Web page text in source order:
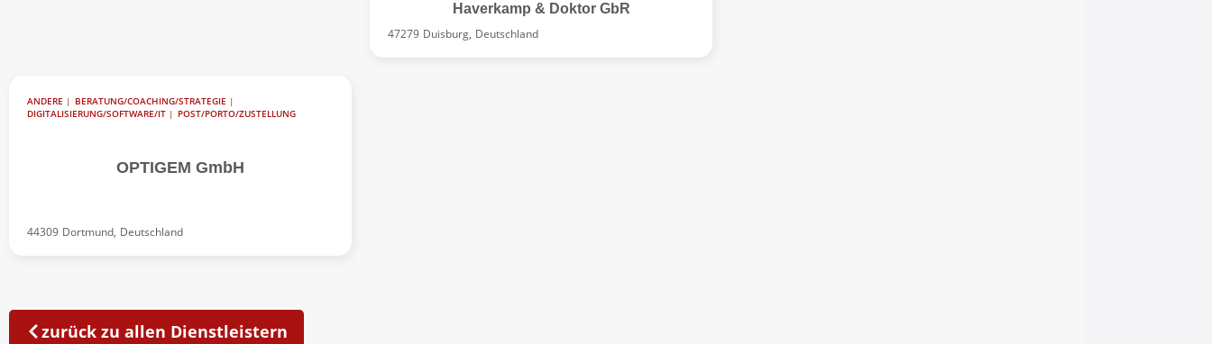
Haverkamp & Doktor GbR
47279 Duisburg, Deutschland
ANDERE | BERATUNG/COACHING/STRATEGIE |
DIGITALISIERUNG/SOFTWARE/IT | POST/PORTO/ZUSTELLUNG
OPTIGEM GmbH
44309 Dortmund, Deutschland
zurück zu allen Dienstleistern